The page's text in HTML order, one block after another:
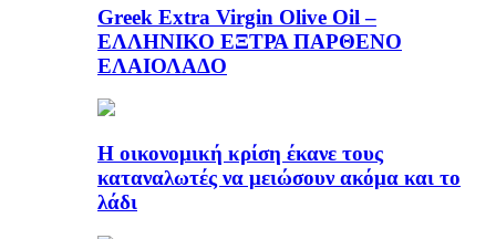
Greek Extra Virgin Olive Oil –
ΕΛΛΗΝΙΚΟ ΕΞΤΡΑ ΠΑΡΘΕΝΟ
ΕΛΑΙΟΛΑΔΟ
Η οικονομική κρίση έκανε τους
καταναλωτές να μειώσουν ακόμα και το
λάδι